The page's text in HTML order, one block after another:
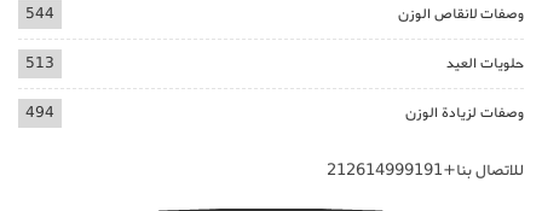
وصفات لانقاص الوزن 544
حلويات العيد 513
وصفات لزيادة الوزن 494
للاتصال بنا+212614999191